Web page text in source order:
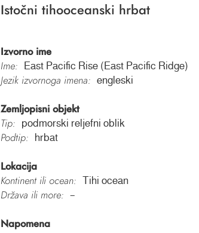
Istočni tihooceanski hrbat
Izvorno ime
Ime:
East Pacific Rise (East Pacific Ridge)
Jezik izvornoga imena: engleski
Zemljopisni objekt
Tip:
podmorski reljefni oblik
Podtip: hrbat
Lokacija
Kontinent ili ocean:
Tihi ocean
Država ili more: –
Napomena